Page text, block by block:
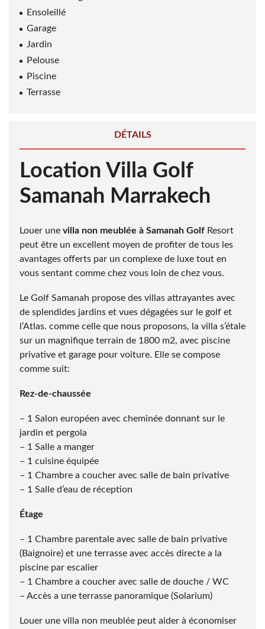
Ensoleillé
Garage
Jardin
Pelouse
Piscine
Terrasse
DÉTAILS
Location Villa Golf
Samanah Marrakech
Louer une villa non meublée à Samanah Golf Resort
peut être un excellent moyen de profiter de tous les
avantages offerts par un complexe de luxe tout en
vous sentant comme chez vous loin de chez vous.
Le Golf Samanah propose des villas attrayantes avec
de splendides jardins et vues dégagées sur le golf et
l’Atlas. comme celle que nous proposons, la villa s’étale
sur un magnifique terrain de 1800 m2, avec piscine
privative et garage pour voiture. Elle se compose
comme suit:
Rez-de-chaussée
– 1 Salon européen avec cheminée donnant sur le
jardin et pergola
– 1 Salle a manger
– 1 cuisine équipée
– 1 Chambre a coucher avec salle de bain privative
– 1 Salle d’eau de réception
Étage
– 1 Chambre parentale avec salle de bain privative
(Baignoire) et une terrasse avec accès directe a la
piscine par escalier
– 1 Chambre a coucher avec salle de douche / WC
– Accès a une terrasse panoramique (Solarium)
Louer une villa non meublée peut aider à économiser